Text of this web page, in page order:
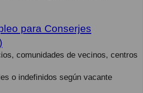
para Conserjes
comunidades de vecinos, centros
o indefinidos según vacante